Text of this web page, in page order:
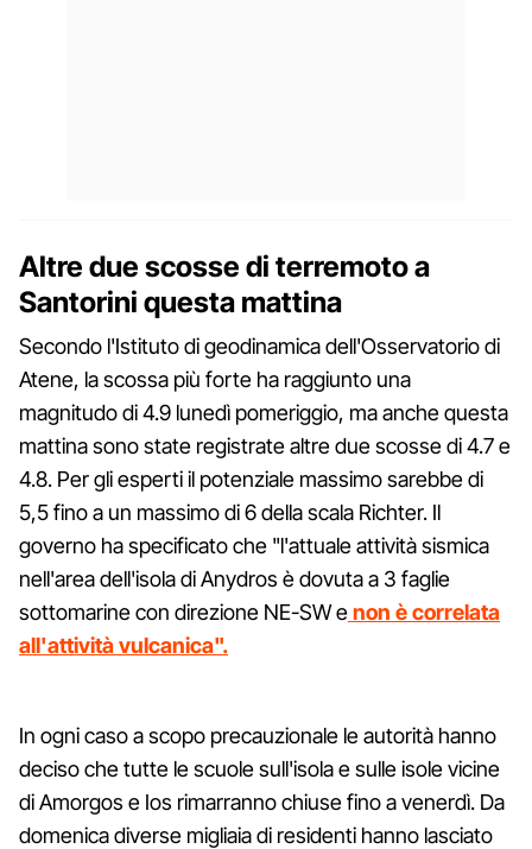
Altre due scosse di terremoto a
Santorini questa mattina
Secondo l'Istituto di geodinamica dell'Osservatorio di
Atene, la scossa più forte ha raggiunto una
magnitudo di 4.9 lunedì pomeriggio, ma anche questa
mattina sono state registrate altre due scosse di 4.7 e
4.8. Per gli esperti il potenziale massimo sarebbe di
5,5 fino a un massimo di 6 della scala Richter. Il
governo ha specificato che "l'attuale attività sismica
nell'area dell'isola di Anydros è dovuta a 3 faglie
sottomarine con direzione NE-SW enon è correlata
all'attività vulcanica".
In ogni caso a scopo precauzionale le autorità hanno
deciso che tutte le scuole sull'isola e sulle isole vicine
di Amorgos e Ios rimarranno chiuse fino a venerdì. Da
domenica diverse migliaia di residenti hanno lasciato